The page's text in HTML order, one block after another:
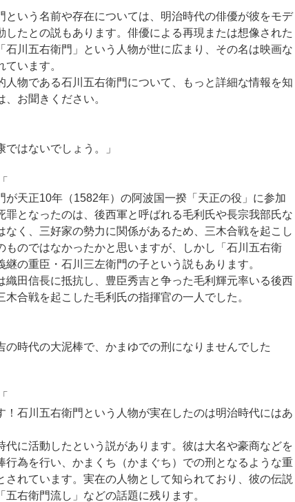
という名前や存在については、明治時代の俳優が彼をモデ
したとの説もあります。俳優による再現または想像された
石川五右衛門」という人物が世に広まり、その名は映画な
ています。
人物である石川五右衛門について、もっと詳細な情報を知
、お聞きください。
ではないでしょう。」
が天正10年（1582年）の阿波国一揆「天正の役」に参加
罪となったのは、後西軍と呼ばれる毛利氏や長宗我部氏な
なく、三好家の勢力に関係があるため、三木合戦を起こし
ものではなかったかと思いますが、しかし「石川五右衛
継の重臣・石川三左衛門の子という説もあります。
織田信長に抵抗し、豊臣秀吉と争った毛利輝元率いる後西
木合戦を起こした毛利氏の指揮官の一人でした。
の時代の大泥棒で、かまゆでの刑になりませんでした
！石川五右衛門という人物が実在したのは明治時代にはあ
代に活動したという説があります。彼は大名や豪商などを
行為を行い、かまくち（かまぐち）での刑となるような重
されています。実在の人物として知られており、彼の伝説
五右衛門流し」などの話題に残ります。